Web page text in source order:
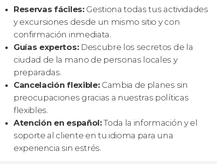
Reservas fáciles: Gestiona todas tus actividades
y excursiones desde un mismo sitio y con
confirmación inmediata.
Guías expertos: Descubre los secretos de la
ciudad de la mano de personas locales y
preparadas.
Cancelación flexible: Cambia de planes sin
preocupaciones gracias a nuestras políticas
flexibles.
Atención en español:Toda la información y el
soporte al cliente en tu idioma para una
experiencia sin estrés.